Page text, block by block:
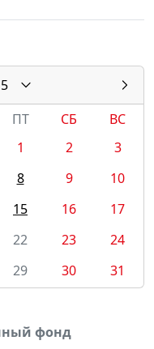
ПТ СБ
ВС
1
2
3
8 9
10
15 16
17
22 23
24
29 30 31
фонд